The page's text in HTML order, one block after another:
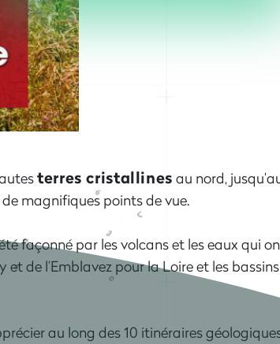
terres cristallines au nord,
magnifiques points de vue.
façonné par les volcans et les eaux qui
de l’Emblavez pour la Loire et les bassins
au long des 10 itinéraires